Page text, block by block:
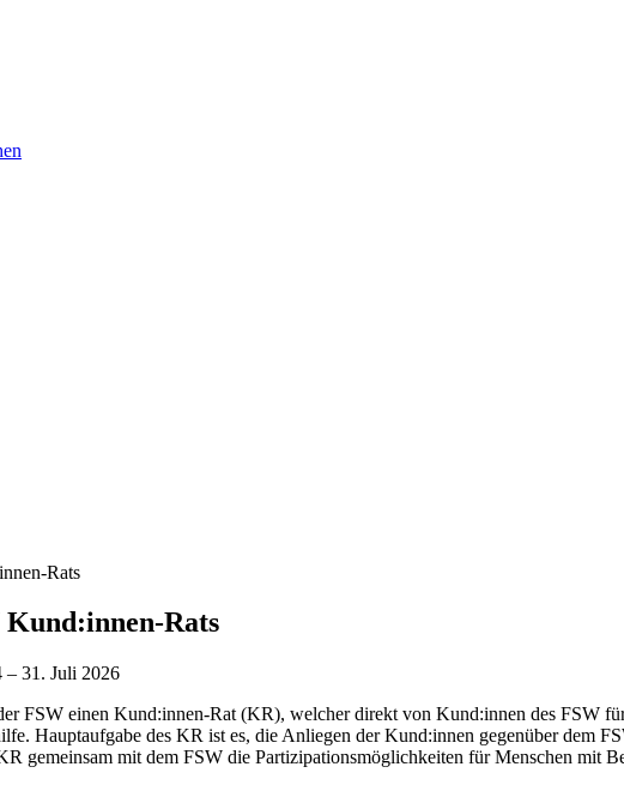
Rats
Kund:innen-Rats
– 31. Juli 2026
FSW einen Kund:innen-Rat (KR), welcher direkt von Kund:innen des FSW
Hauptaufgabe des KR ist es, die Anliegen der Kund:innen gegenüber dem
gemeinsam mit dem FSW die Partizipationsmöglichkeiten für Menschen mit